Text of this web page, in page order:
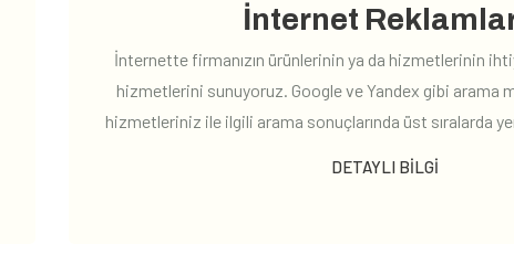
İnternet
İnternette firmanızın ürünlerinin ya da hizmetlerinin
hizmetlerini sunuyoruz. Google ve Yandex gibi arama
hizmetleriniz ile ilgili arama sonuçlarında üst sıralarda yer
DETAYLI BILGI